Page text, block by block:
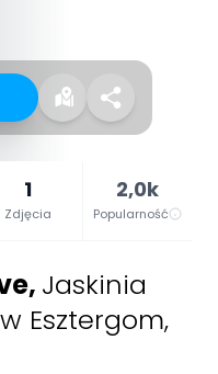
1
Zdjęcia
2,0k
Popularność
, Jaskinia
Esztergom,